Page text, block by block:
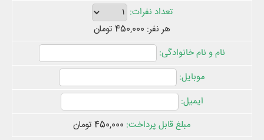
هر نفر: 450,000 تومان
450,000 تومان